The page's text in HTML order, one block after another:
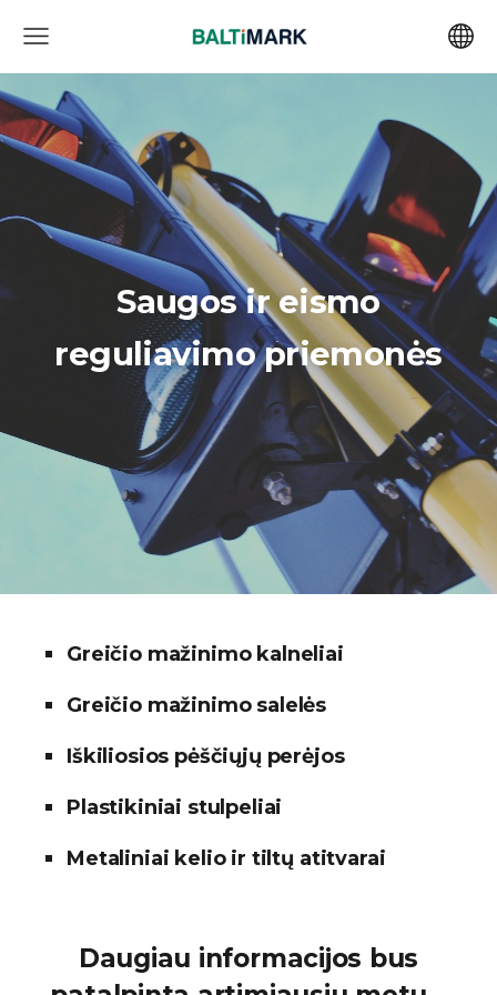
Saugos ir eismo
reguliavimo priemonės
Greičio mažinimo kalneliai
Greičio mažinimo salelės
Iškiliosios pėščiųjų perėjos
Plastikiniai stulpeliai
Metaliniai kelio ir tiltų atitvarai
Daugiau informacijos bus